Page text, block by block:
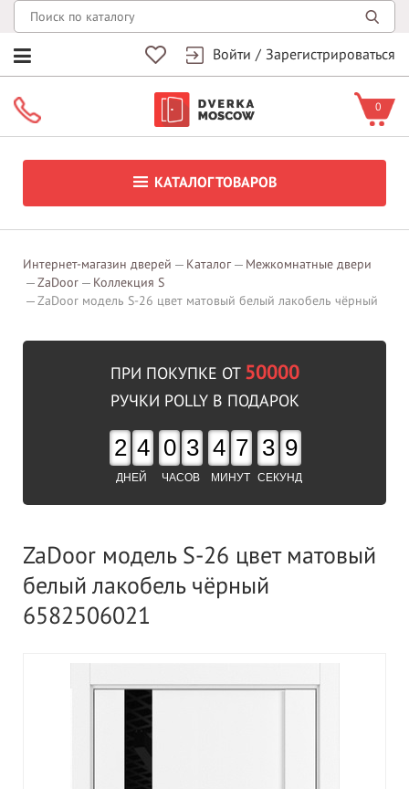
Войти / Зарегистрироваться
0
КАТАЛОГ ТОВАРОВ
Интернет-магазин дверей Каталог
Межкомнатные двери
ZaDoor
Коллекция S
ZaDoor модель S-26 цвет матовый белый лакобель чёрный
ПРИ ПОКУПКЕ ОТ 50000
РУЧКИ POLLY В ПОДАРОК
2 4
ДНЕЙ
0 3
ЧАСОВ
4 7
МИНУТ
3 8
СЕКУНД
ZaDoor модель S-26 цвет матовый
белый лакобель чёрный
6582506021